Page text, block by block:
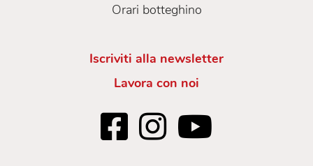
Orari botteghino
Iscriviti alla newsletter
Lavora con noi